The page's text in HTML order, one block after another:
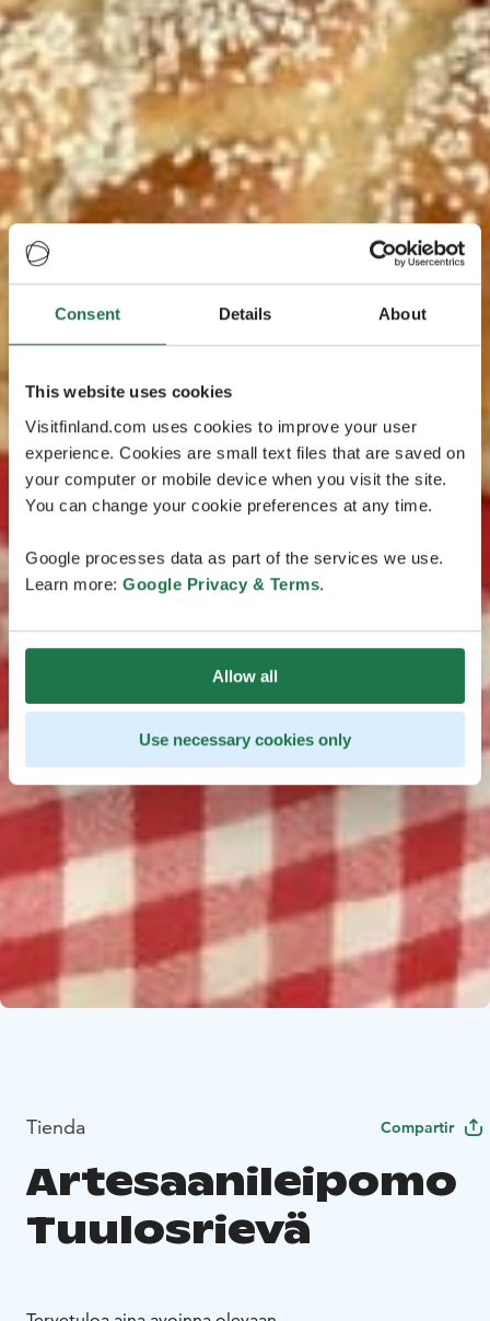
Consent Details About
This website uses cookies
Visitfinland.com uses cookies to improve your user
experience. Cookies are small text files that are saved on
your computer or mobile device when you visit the site.
You can change your cookie preferences at any time.
Google processes data as part of the services we use.
Learn more: Google Privacy & Terms.
Allow all
Use necessary cookies only
Tienda Compartir
Artesaanileipomo
Tuulosrievä